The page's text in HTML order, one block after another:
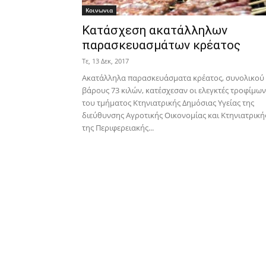
Κοινωνια
Κατάσχεση ακατάλληλων
παρασκευασμάτων κρέατος
Τε, 13 Δεκ, 2017
Ακατάλληλα παρασκευάσματα κρέατος, συνολικού
βάρους 73 κιλών, κατέσχεσαν οι ελεγκτές τροφίμων
του τμήματος Κτηνιατρικής Δημόσιας Υγείας της
διεύθυνσης Αγροτικής Οικονομίας και
της Περιφερειακής...